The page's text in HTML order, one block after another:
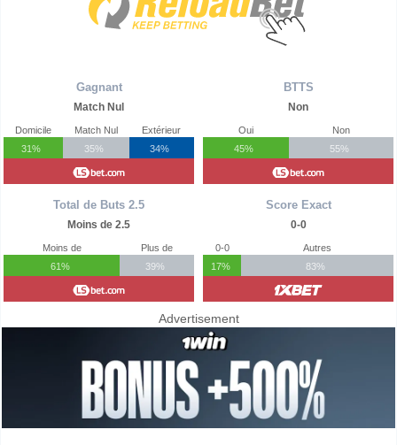
Gagnant
Match Nul
Domicile
31%
Match Nul
35%
Extérieur
34%
Total de Buts 2.5
Moins de 2.5
Moins de
61%
Plus de
39%
BTTS
Non
Oui
45%
Non
55%
Score Exact
0-0
0-0
17%
Autres
83%
Advertisement